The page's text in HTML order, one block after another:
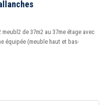
meubl2 de 37m2 au 37me étage avec
équipée (meuble haut et bas-